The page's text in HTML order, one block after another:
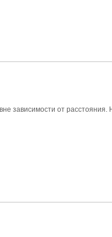
зависимости от